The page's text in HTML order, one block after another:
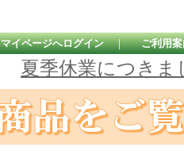
マイページへログイン ｜ ご利用
夏季休業につきま